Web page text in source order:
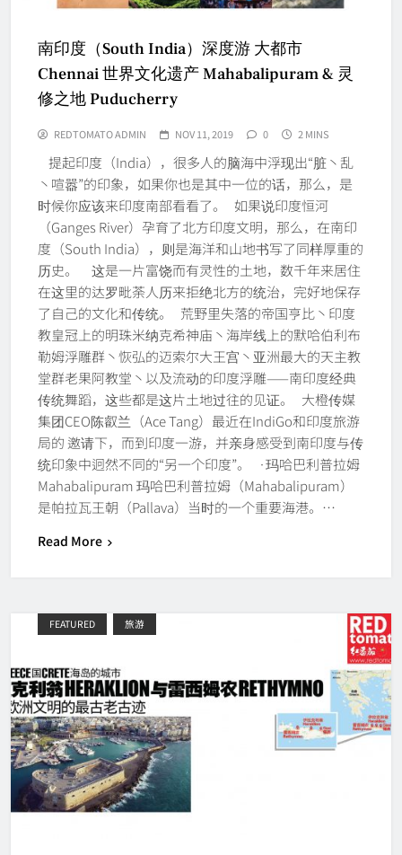
南印度（South India）深度游 大都市
Chennai 世界文化遗产 Mahabalipuram & 灵
修之地 Puducherry
REDTOMATO ADMIN NOV 11, 2019 0 2 MINS
提起印度（India），很多人的脑海中浮现出“脏丶乱
丶喧嚣”的印象，如果你也是其中一位的话，那么，是
时候你应该来印度南部看看了。 如果说印度恒河
（Ganges River）孕育了北方印度文明，那么，在南印
度（South India），则是海洋和山地书写了同样厚重的
历史。 这是一片富饶而有灵性的土地，数千年来居住
在这里的达罗毗荼人历来拒绝北方的统治，完好地保存
了自己的文化和传统。 荒野里失落的帝国亨比丶印度
教皇冠上的明珠米纳克希神庙丶海岸线上的默哈伯利布
勒姆浮雕群丶恢弘的迈索尔大王宫丶亚洲最大的天主教
堂群老果阿教堂丶以及流动的印度浮雕——南印度经典
传统舞蹈，这些都是这片土地过往的见证。 大橙传媒
集团CEO陈叡兰（Ace Tang）最近在IndiGo和印度旅游
局的 邀请下，而到印度一游，并亲身感受到南印度与传
统印象中迥然不同的“另一个印度”。 ·玛哈巴利普拉姆
Mahabalipuram 玛哈巴利普拉姆（Mahabalipuram）
是帕拉瓦王朝（Pallava）当时的一个重要海港。…
Read More
FEATURED 旅游